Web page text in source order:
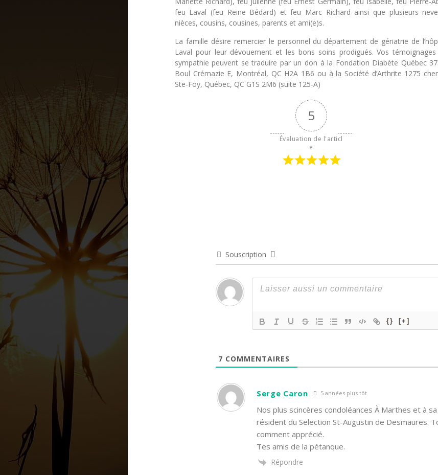
feu Laval (feu Reine Bédard) et feu Marc Richard ainsi que plusieurs
nièces, cousins, cousines, parents et ami(e)s.
La famille désire remercier le personnel du département de gériatrie de
Laval pour leur dévouement et les bons soins prodigués. Vos témoignages
sympathie peuvent se traduire par un don à la Fondation Diabète Québec
Boul Crémazie E, Montréal, QC H2A 1B6 ou à la Société d’Arthrite 1275
Ste-Foy, Québec, QC G1S 2M6 (suite 125-A)
5
Évaluation de l'articl
e
Souscription
{} [+]
7 COMMENTAIRES
Serge Caron 5 années plus tôt
Nos plus scincères condoléances À Marthes et à
résident du Selection St-Augustin de Desmaures.
comment apprécié.
Tes amis de la pétanque.
Répondre